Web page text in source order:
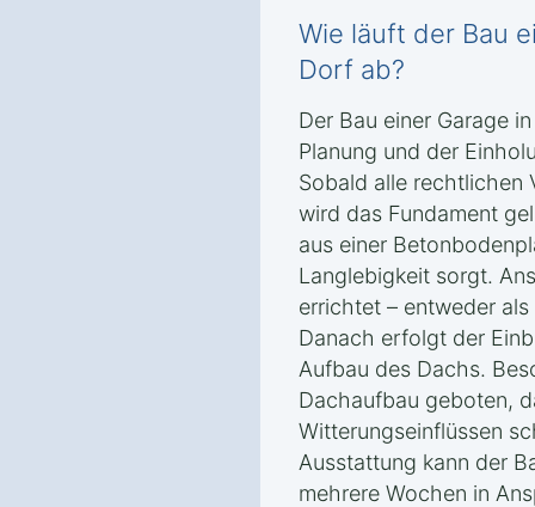
Wie läuft der Bau
Dorf ab?
Der Bau einer Garage
Planung und der
Sobald alle rechtlichen
wird das Fundament
aus einer
Langlebigkeit sorgt.
errichtet – entweder
Danach erfolgt der
Aufbau des Dachs.
Dachaufbau geboten,
Witterungseinflüssen
Ausstattung kann der
mehrere Wochen in